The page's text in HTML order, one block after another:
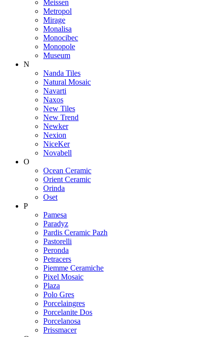
Meissen
Metropol
Mirage
Monalisa
Monocibec
Monopole
Museum
N
Nanda Tiles
Natural Mosaic
Navarti
Naxos
New Tiles
New Trend
Newker
Nexion
NiceKer
Novabell
O
Ocean Ceramic
Orient Ceramic
Orinda
Oset
P
Pamesa
Paradyz
Pardis Ceramic Pazh
Pastorelli
Peronda
Petracers
Piemme Ceramiche
Pixel Mosaic
Plaza
Polo Gres
Porcelaingres
Porcelanite Dos
Porcelanosa
Prissmacer